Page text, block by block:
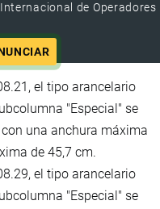
de Operadores
el tipo arancelario
"Especial" se
una anchura máxima
de 45,7 cm.
el tipo arancelario
"Especial" se